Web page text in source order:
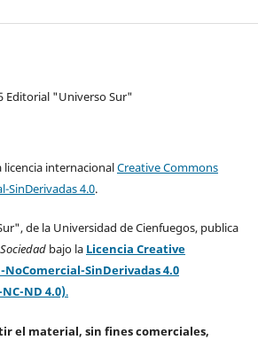
Editorial "Universo Sur"
licencia internacionalCreative Commons
SinDerivadas 4.0.
de la Universidad de Cienfuegos, publica
bajo la Licencia Creative
SinDerivadas 4.0
ND 4.0).
el material, sin fines comerciales,